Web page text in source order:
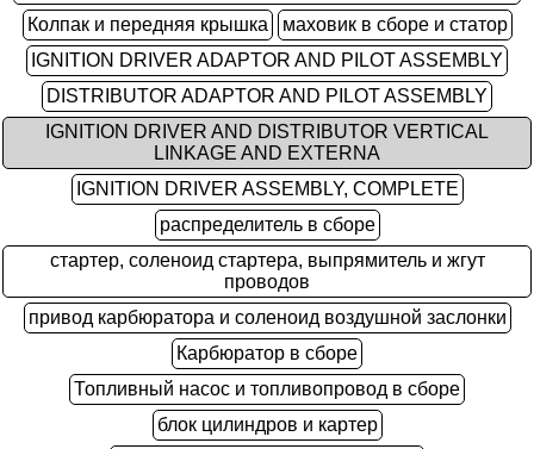
Колпак и передняя крышка
маховик в сборе и статор
IGNITION DRIVER ADAPTOR AND PILOT ASSEMBLY
DISTRIBUTOR ADAPTOR AND PILOT ASSEMBLY
IGNITION DRIVER AND DISTRIBUTOR VERTICAL
LINKAGE AND EXTERNA
IGNITION DRIVER ASSEMBLY, COMPLETE
распределитель в сборе
стартер, соленоид стартера, выпрямитель и жгут
проводов
привод карбюратора и соленоид воздушной заслонки
Карбюратор в сборе
Топливный насос и топливопровод в сборе
блок цилиндров и картер